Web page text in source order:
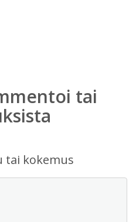
tai
tai kokemus